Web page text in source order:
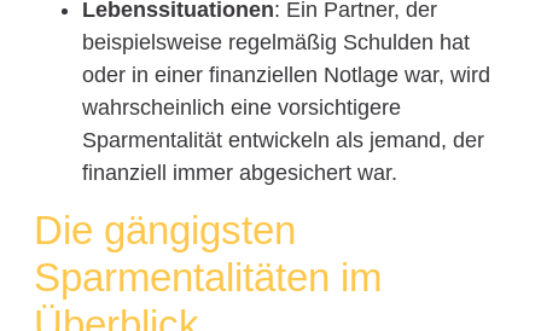
Lebenssituationen: Ein Partner, der
beispielsweise regelmäßig Schulden hat
oder in einer finanziellen Notlage war, wird
wahrscheinlich eine vorsichtigere
Sparmentalität entwickeln als jemand, der
finanziell immer abgesichert war.
Die gängigsten
Sparmentalitäten im